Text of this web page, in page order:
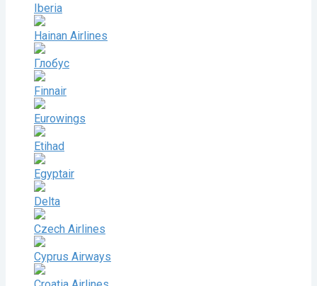
Iberia
Hainan Airlines
Глобус
Finnair
Eurowings
Etihad
Egyptair
Delta
Czech Airlines
Cyprus Airways